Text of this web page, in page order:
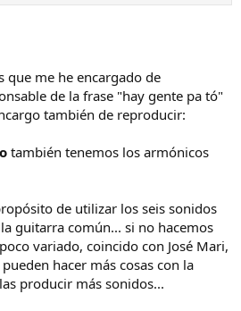
que me he encargado de
de la frase "hay gente pa tó"
también de reproducir:
también tenemos los armónicos
de utilizar los seis sonidos
guitarra común... si no hacemos
variado, coincido con José Mari,
hacer más cosas con la
producir más sonidos...